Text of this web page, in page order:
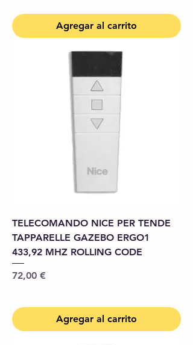
Agregar al carrito
TELECOMANDO NICE PER TENDE
TAPPARELLE GAZEBO ERGO1
433,92 MHZ ROLLING CODE
Precio
72,00 €
Agregar al carrito